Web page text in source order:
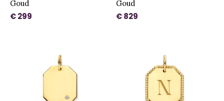
Goud
€ 299
Goud
€ 829